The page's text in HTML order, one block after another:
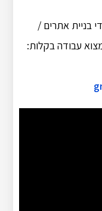
בניית אתרים /
עבודה בקלות: